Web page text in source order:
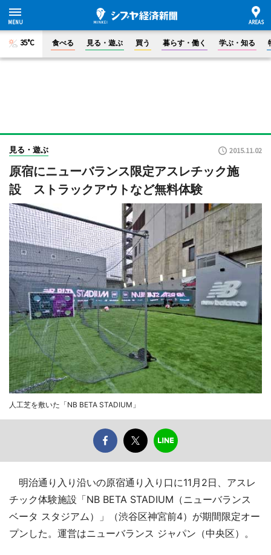
35°C 食べる 見る・遊ぶ 買う 暮らす・働く 学ぶ・知る
見る・遊ぶ 2015.11.02
原宿にニューバランス限定アスレチック施
設 ストラックアウトなど無料体験
人工芝を敷いた「NB BETA STADIUM」
明治通り入り沿いの原宿通り入り口に11月2日、アスレ
チック体験施設「NB BETA STADIUM（ニューバランス
ベータ スタジアム）」（渋谷区神宮前4）が期間限定オー
プンした。運営はニューバランス ジャパン（中央区）。